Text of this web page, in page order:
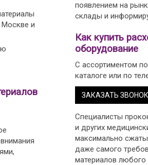
Москве и
появлением на
склады и
Как купить
оборудование
С ассортиментом
каталоге или по
ЗАКАЗАТЬ ЗВОНОК
Специалисты
и других
максимально
даже самого
материалов любого